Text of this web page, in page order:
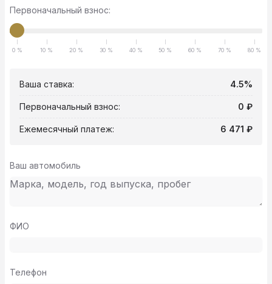
Первоначальный взнос:
0 % 10 % 20 % 30 % 40 % 50 % 60 % 70 % 80 %
Ваша ставка: 4.5%
Первоначальный взнос: 0 ₽
Ежемесячный платеж: 6 471 ₽
Ваш автомобиль
ФИО
Телефон